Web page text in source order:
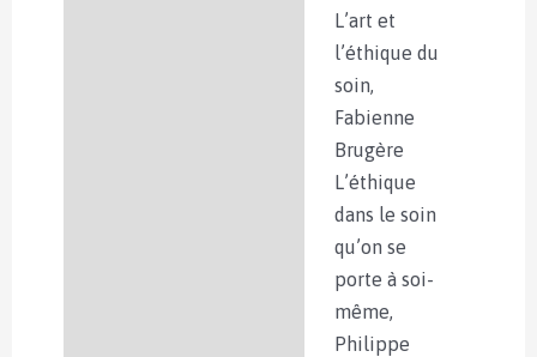
L’art et
l’éthique du
soin,
Fabienne
Brugère
L’éthique
dans le soin
qu’on se
porte à soi-
même,
Philippe